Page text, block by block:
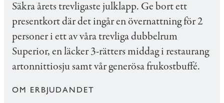
Säkra årets trevligaste julklapp. Ge bort ett
presentkort där det ingår en övernattning för 2
personer i ett av våra trevliga dubbelrum
Superior, en läcker 3-rätters middag i restaurang
artonnittiosju samt vår generösa frukostbuffé.
OM ERBJUDANDET